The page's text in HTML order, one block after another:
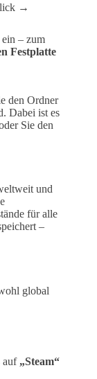
→
– zum
Festplatte
den Ordner
Dabei ist es
Sie den
und
für alle
–
global
auf „Steam“